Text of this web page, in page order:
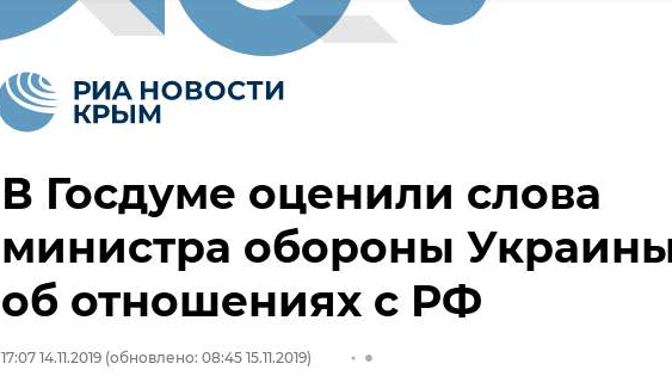
В Госдуме оценили слова
министра обороны
об отношениях с РФ
17:07 14.11.2019 (обновлено: 08:45 15.11.2019)